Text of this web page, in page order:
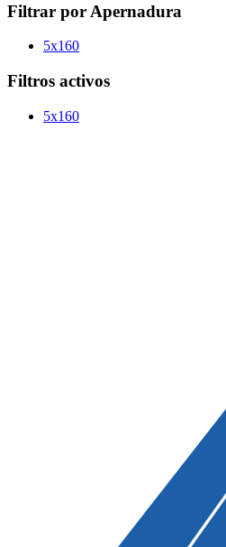
Filtrar por Apernadura
5x160
Filtros activos
5x160